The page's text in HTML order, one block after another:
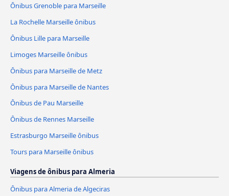
Ônibus Grenoble para Marseille
La Rochelle Marseille ônibus
Ônibus Lille para Marseille
Limoges Marseille ônibus
Ônibus para Marseille de Metz
Ônibus para Marseille de Nantes
Ônibus de Pau Marseille
Ônibus de Rennes Marseille
Estrasburgo Marseille ônibus
Tours para Marseille ônibus
Viagens de ônibus para Almeria
Ônibus para Almeria de Algeciras